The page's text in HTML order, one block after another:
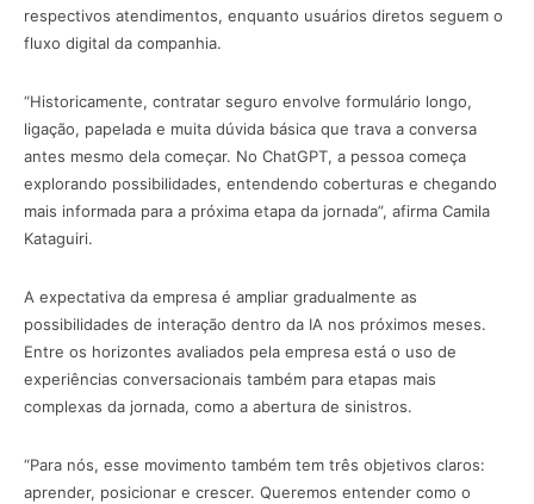
respectivos atendimentos, enquanto usuários diretos seguem o
fluxo digital da companhia.
“Historicamente, contratar seguro envolve formulário longo,
ligação, papelada e muita dúvida básica que trava a conversa
antes mesmo dela começar. No ChatGPT, a pessoa começa
explorando possibilidades, entendendo coberturas e chegando
mais informada para a próxima etapa da jornada”, afirma Camila
Kataguiri.
A expectativa da empresa é ampliar gradualmente as
possibilidades de interação dentro da IA nos próximos meses.
Entre os horizontes avaliados pela empresa está o uso de
experiências conversacionais também para etapas mais
complexas da jornada, como a abertura de sinistros.
“Para nós, esse movimento também tem três objetivos claros:
aprender, posicionar e crescer. Queremos entender como o